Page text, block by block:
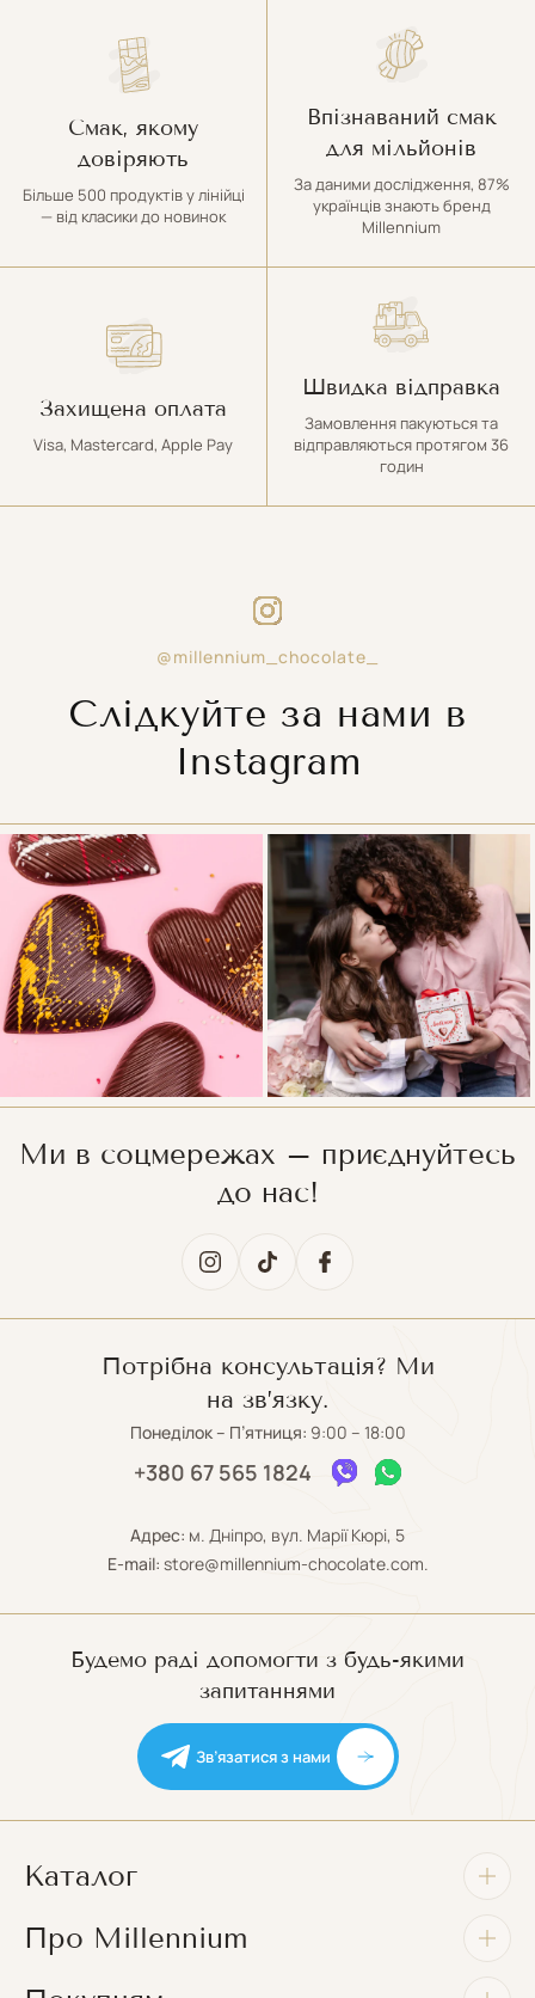
Смак, якому
довіряють
Більше 500 продуктів у лінійці
— від класики до новинок
Впізнаваний смак
для мільйонів
За даними дослідження, 87%
українців знають бренд
Millennium
Захищена оплата
Visa, Mastercard, Apple Pay
Швидка відправка
Замовлення пакуються та
відправляються протягом 36
годин
@millennium_chocolate_
Слідкуйте за нами в
Instagram
Ми в соцмережах – приєднуйтесь
до нас!
Потрібна консультація? Ми
на зв’язку.
Понеділок – П’ятниця: 9:00 – 18:00
+380 67 565 1824
Адрес: м. Дніпро, вул. Марії Кюрі, 5
E-mail: store@millennium-chocolate.com.
Будемо раді допомогти з будь-якими
запитаннями
Зв’язатися з нами
Каталог
Шоколадні плитки
Про Millennium